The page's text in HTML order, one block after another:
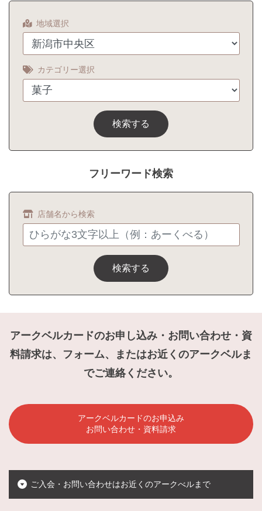
地域選択
カテゴリー選択
検索する
フリーワード検索
店舗名から検索
検索する
アークベルカードのお申し込み・お問い合わせ・資
料請求は、フォーム、またはお近くのアークベルま
でご連絡ください。
アークベルカードのお申込み
お問い合わせ・資料請求
ご入会・お問い合わせはお近くのアークべルまで